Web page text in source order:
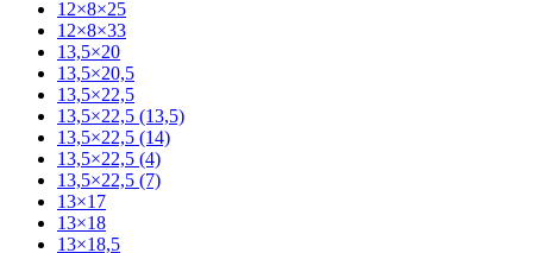
12×8×25
12×8×33
13,5×20
13,5×20,5
13,5×22,5
13,5×22,5 (13,5)
13,5×22,5 (14)
13,5×22,5 (4)
13,5×22,5 (7)
13×17
13×18
13×18,5